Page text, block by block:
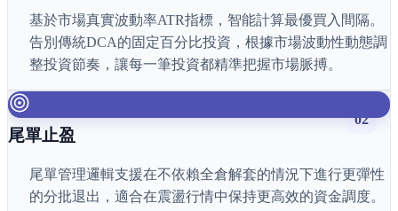
基於市場真實波動率ATR指標，智能計算最優買入間隔。
告別傳統DCA的固定百分比投資，根據市場波動性動態調
整投資節奏，讓每一筆投資都精準把握市場脈搏。
02
尾單止盈
尾單管理邏輯支援在不依賴全倉解套的情況下進行更彈性
的分批退出，適合在震盪行情中保持更高效的資金調度。